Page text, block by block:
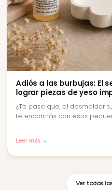
Adiós a las burbujas: El
lograr piezas de yeso
¿Te pasa que, al desmoldar
te encontrás con esos
Leer más →
Ver todos